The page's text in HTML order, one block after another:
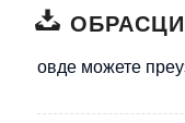
ОБРАСЦИ
овде можете